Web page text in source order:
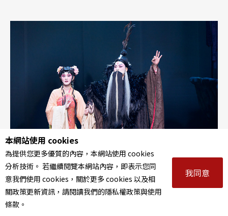
《Still Alive》，都可理解為對「馬來亞」這個「前國族」的想像再
現以及對於權力的探討。她擅長運用動態影像、觀念藝術與裝置形
式，探討影像、歷史與政治之間的微妙關聯。而陳侑汝作為「她的
實驗室空間集」的創辦人，其創作關注在地人文，擅長從日常出
發。兩位藝術家的合作，形成了一種獨特的創作對話。 在劇作中
演員蔡佾玲與周家寬在多重角色間自如轉換，時而化身為女鬼龐
蒂，時而成為客死他鄉的電影大亨，時而又以尼泊爾傭兵的形象出
現。這種角色的流動性恰恰呼應了作品核心的身分議題在後殖民的
語境中，誰能擁有單一而穩固的身分認同？ 劇中廓爾喀士兵的出
現，進一步拓展了殖民歷史的討論邊界。這些來自尼泊爾的戰士，
曾經為英國殖民者效力，在馬來亞緊急狀態時期（1948-1960）協
助剷除馬來亞共產黨。廓爾喀士兵的特殊之處在於，他們至今仍屬
於新加坡特警，在任期屆滿後就必須返回尼泊爾的身分擺盪，使他
們更能符合相對於馬來人或華人的「他者」詮釋。 而龐蒂雅納作
為馬來西亞、印尼、新加坡民間傳說中的知名女鬼，據信是一名因
難產而死、怨恨不止息的女子變身厲鬼。在當代，龐蒂雅納並未銷
聲匿跡，還經常登上馬來西亞社會新聞。劇作將龐蒂雅納這一形象
從傳統傳說中提取出來，讓她去性別化，成為一名從香蕉樹中誕生
的遊弋幽魂。這種改編使她能超越單純的女鬼形象，成為更廣泛的
本網站使用 cookies
為提供您更多優質的內容，本網站使用 cookies
分析技術。 若繼續閱覽本網站內容，即表示您同
意我們使用 cookies，關於更多 cookies 以及相
關政策更新資訊，請閱讀我們的隱私權政策與使用
條款。
我同意